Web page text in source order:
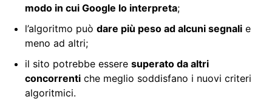
modo in cui Google lo interpreta;
l’algoritmo può dare più peso ad alcuni segnali e
meno ad altri;
il sito potrebbe essere superato da altri
concorrenti che meglio soddisfano i nuovi criteri
algoritmici.